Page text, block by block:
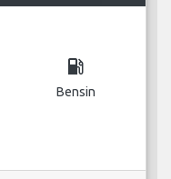
local_gas_station
Bensin